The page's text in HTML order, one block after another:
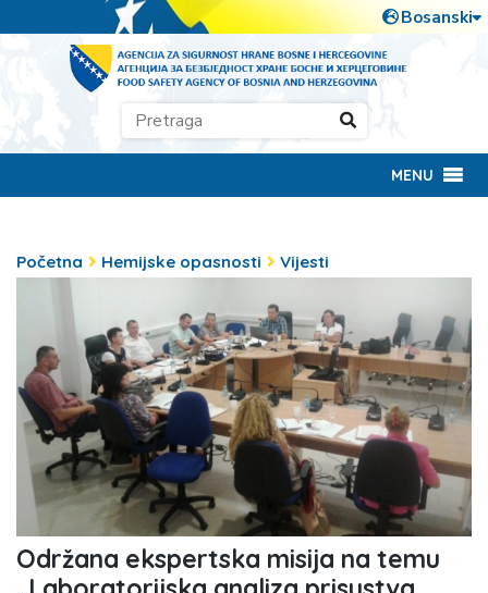
MENU
Početna Hemijske opasnosti Vijesti
Održana ekspertska misija na temu